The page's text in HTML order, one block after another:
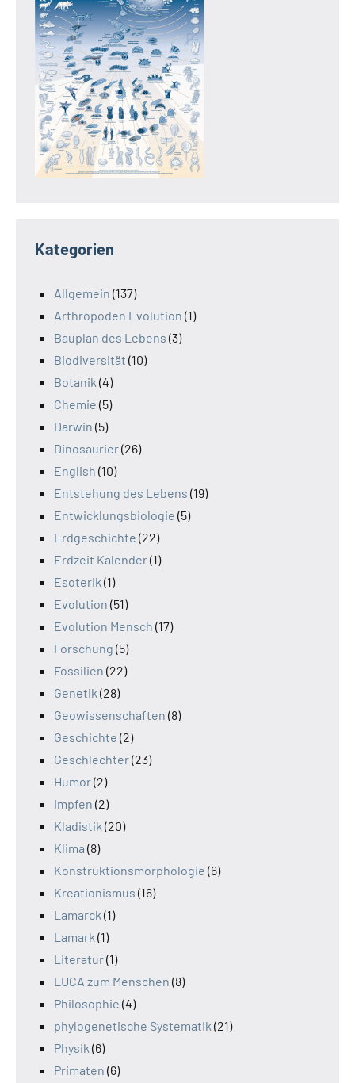
Kategorien
Allgemein (137)
Arthropoden Evolution (1)
Bauplan des Lebens (3)
Biodiversität (10)
Botanik (4)
Chemie (5)
Darwin (5)
Dinosaurier(26)
English (10)
Entstehung des Lebens (19)
Entwicklungsbiologie (5)
Erdgeschichte (22)
Erdzeit Kalender(1)
Esoterik (1)
Evolution (51)
Evolution Mensch (17)
Forschung (5)
Fossilien (22)
Genetik (28)
Geowissenschaften (8)
Geschichte (2)
Geschlechter(23)
Humor(2)
Impfen (2)
Kladistik (20)
Klima (8)
Konstruktionsmorphologie (6)
Kreationismus (16)
Lamarck (1)
Lamark (1)
Literatur(1)
LUCA zum Menschen (8)
Philosophie (4)
phylogenetische Systematik (21)
Physik (6)
Primaten (6)